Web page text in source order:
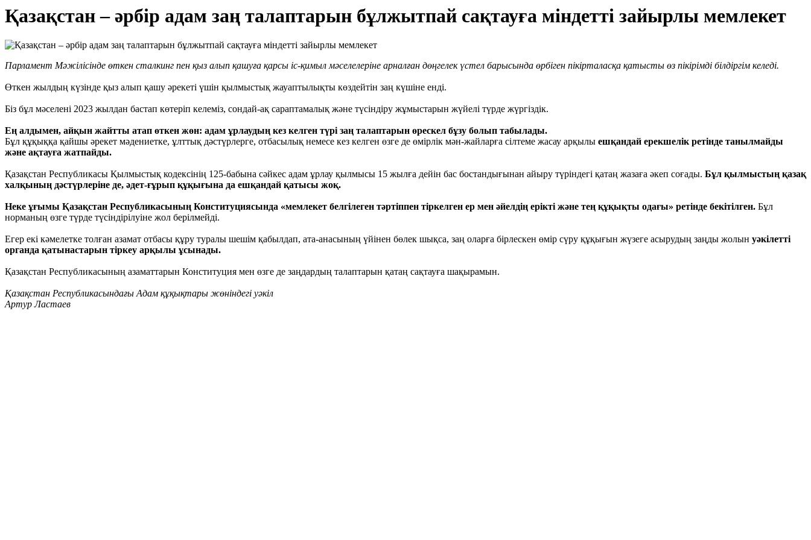
Қазақстан – әрбір адам заң талаптарын бұлжытпай сақтауға міндетті зайырлы мемлекет
Парламент Мәжілісінде өткен сталкинг пен қыз алып қашуға қарсы іс-қимыл мәселелеріне арналған дөңгелек үстел барысында өрбіген пікірталасқа қатысты өз пікірімді білдіргім келеді.
Өткен жылдың күзінде қыз алып қашу әрекеті үшін қылмыстық жауаптылықты көздейтін заң күшіне енді.
Біз бұл мәселені 2023 жылдан бастап көтеріп келеміз, сондай-ақ сараптамалық және түсіндіру жұмыстарын жүйелі түрде жүргіздік.
Ең алдымен, айқын жайтты атап өткен жөн: адам ұрлаудың кез келген түрі заң талаптарын өрескел бұзу болып табылады.
Бұл құқыққа қайшы әрекет мәдениетке, ұлттық дәстүрлерге, отбасылық немесе кез келген өзге де өмірлік мән-жайларға сілтеме жасау арқылы ешқандай ерекшелік ретінде танылмайды
және ақтауға жатпайды.
Қазақстан Республикасы Қылмыстық кодексінің 125-бабына сәйкес адам ұрлау қылмысы 15 жылға дейін бас бостандығынан айыру түріндегі қатаң жазаға әкеп соғады. Бұл қылмыстың қазақ
халқының дәстүрлеріне де, әдет-ғұрып құқығына да ешқандай қатысы жоқ.
Неке ұғымы Қазақстан Республикасының Конституциясында «мемлекет белгілеген тәртіппен тіркелген ер мен әйелдің ерікті және тең құқықты одағы» ретінде бекітілген. Бұл
норманың өзге түрде түсіндірілуіне жол берілмейді.
Егер екі кәмелетке толған азамат отбасы құру туралы шешім қабылдап, ата-анасының үйінен бөлек шықса, заң оларға бірлескен өмір сүру құқығын жүзеге асырудың заңды жолын уәкілетті
органда қатынастарын тіркеу арқылы ұсынады.
Қазақстан Республикасының азаматтарын Конституция мен өзге де заңдардың талаптарын қатаң сақтауға шақырамын.
Қазақстан Республикасындағы Адам құқықтары жөніндегі уәкіл
Артур Ластаев